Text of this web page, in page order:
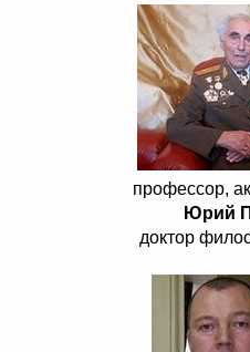
профессор,
Юрий
доктор